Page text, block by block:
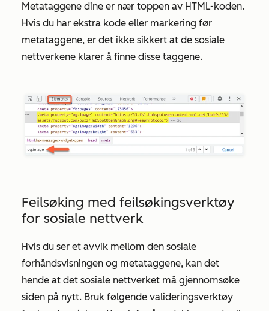
Metataggene dine er nær toppen av HTML-koden.
Hvis du har ekstra kode eller markering før
metataggene, er det ikke sikkert at de sosiale
nettverkene klarer å finne disse taggene.
Feilsøking med feilsøkingsverktøy
for sosiale nettverk
Hvis du ser et avvik mellom den sosiale
forhåndsvisningen og metataggene, kan det
hende at det sosiale nettverket må gjennomsøke
siden på nytt. Bruk følgende valideringsverktøy